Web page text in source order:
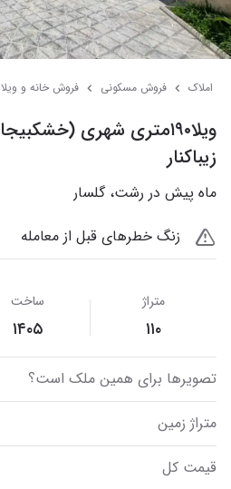
املاک فروش مسکونی فروش خانه و ویلا
زیباکنار
ماه پیش در رشت، گلسار
زنگ خطرهای قبل از معامله
متراژ ساخت
۱۱۰ ۱۴۰۵
تصویر‌ها برای همین ملک است؟
متراژ زمین
قیمت کل